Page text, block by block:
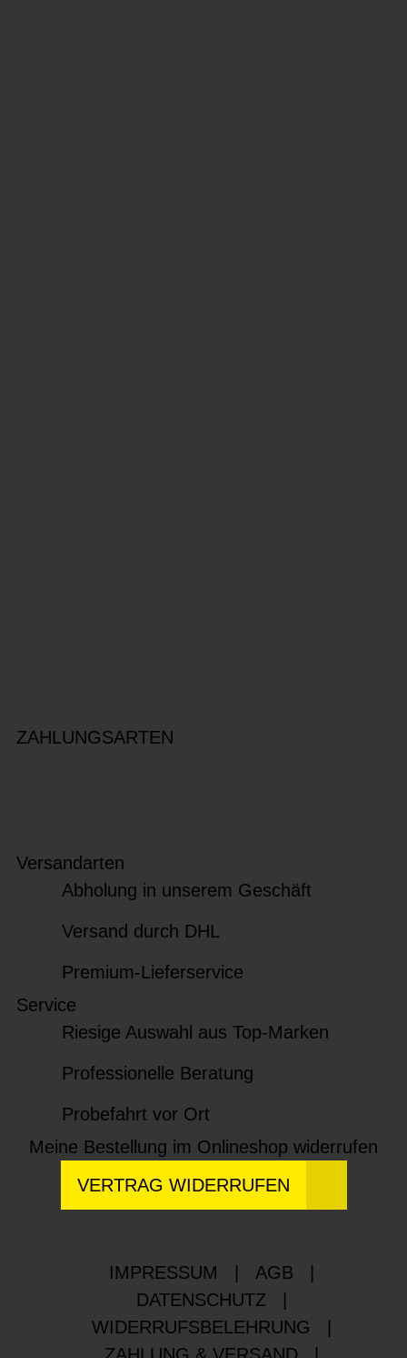
ZAHLUNGSARTEN
Versandarten
Abholung in unserem Geschäft
Versand durch DHL
Premium-Lieferservice
Service
Riesige Auswahl aus Top-Marken
Professionelle Beratung
Probefahrt vor Ort
Meine Bestellung im Onlineshop widerrufen
VERTRAG WIDERRUFEN
IMPRESSUM AGB
DATENSCHUTZ
WIDERRUFSBELEHRUNG